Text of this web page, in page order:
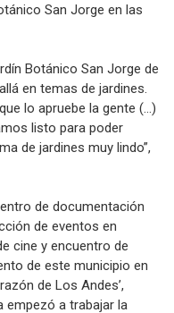
San Jorge en las
Botánico San Jorge de
en temas de jardines.
lo apruebe la gente (…)
listo para poder
de jardines muy lindo”,
de documentación
de eventos en
cine y encuentro de
de este municipio en
de Los Andes’,
empezó a trabajar la